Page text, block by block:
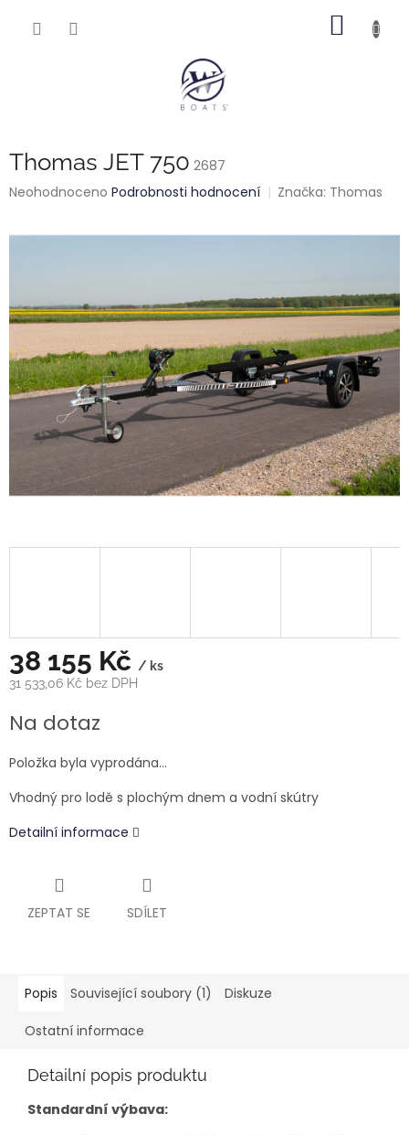
Thomas JET 750 2687
Průměrné
hvězdiček.
Neohodnoceno Podrobnosti hodnocení Značka: Thomas
38 155 Kč / ks
31 533,06 Kč bez DPH
cena:
Na dotaz
Položka byla vyprodána…
Vhodný pro lodě s plochým dnem a vodní skútry
Detailní informace
ZEPTAT SE SDÍLET
Popis Související soubory (1) Diskuze
Ostatní informace
Detailní popis produktu
Standardní výbava: